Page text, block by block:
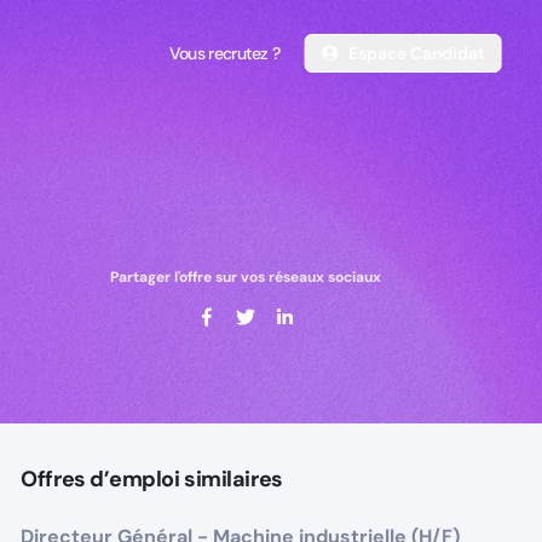
Vous recrutez ?
Vous recrutez ?
Partager l'offre sur vos réseaux sociaux
Offres d’emploi similaires
Directeur Général - Machine industrielle (H/F)